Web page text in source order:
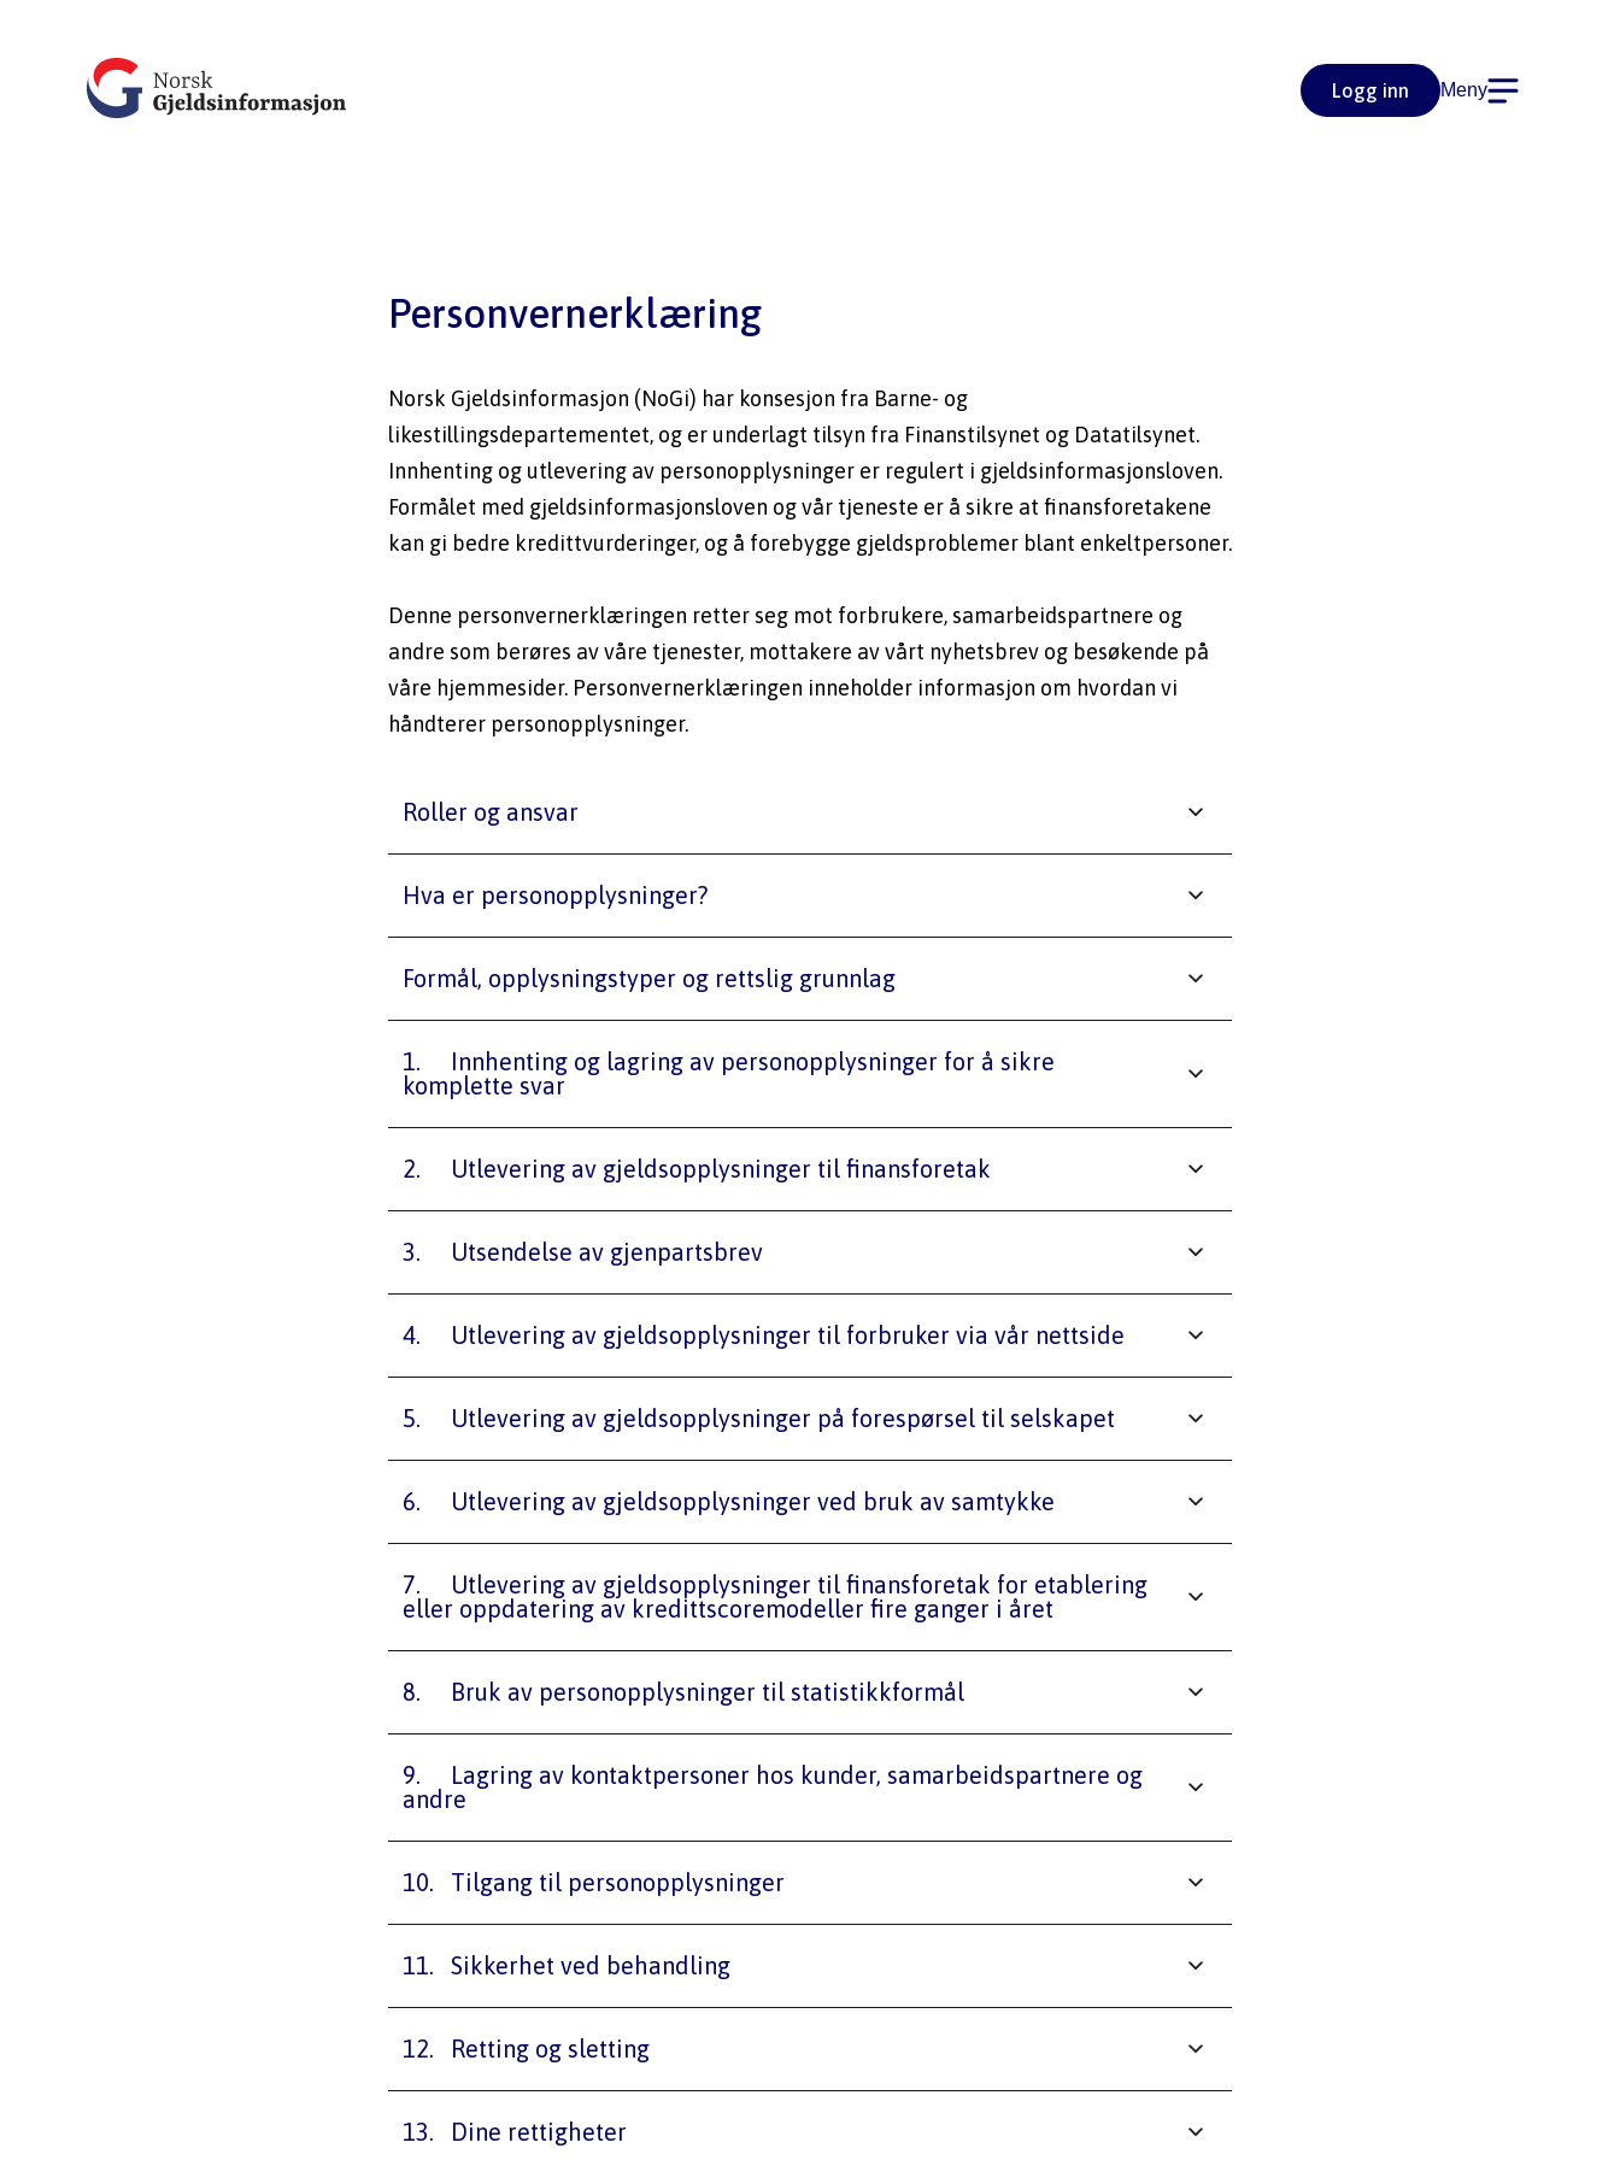
Logg inn Meny
Personvernerklæring
Norsk Gjeldsinformasjon (NoGi) har konsesjon fra Barne- og
likestillingsdepartementet, og er underlagt tilsyn fra Finanstilsynet og Datatilsynet.
Innhenting og utlevering av personopplysninger er regulert i gjeldsinformasjonsloven.
Formålet med gjeldsinformasjonsloven og vår tjeneste er å sikre at finansforetakene
kan gi bedre kredittvurderinger, og å forebygge gjeldsproblemer blant enkeltpersoner.
Denne personvernerklæringen retter seg mot forbrukere, samarbeidspartnere og
andre som berøres av våre tjenester, mottakere av vårt nyhetsbrev og besøkende på
våre hjemmesider. Personvernerklæringen inneholder informasjon om hvordan vi
håndterer personopplysninger.
Roller og ansvar
Hva er personopplysninger?
Formål, opplysningstyper og rettslig grunnlag
1.	Innhenting og lagring av personopplysninger for å sikre
komplette svar
2.	Utlevering av gjeldsopplysninger til finansforetak
3.	Utsendelse av gjenpartsbrev
4.	Utlevering av gjeldsopplysninger til forbruker via vår nettside
5.	Utlevering av gjeldsopplysninger på forespørsel til selskapet
6.	Utlevering av gjeldsopplysninger ved bruk av samtykke
7.	Utlevering av gjeldsopplysninger til finansforetak for etablering
eller oppdatering av kredittscoremodeller fire ganger i året
8.	Bruk av personopplysninger til statistikkformål
9.	Lagring av kontaktpersoner hos kunder, samarbeidspartnere og
andre
10.	Tilgang til personopplysninger
11.	Sikkerhet ved behandling
12.	Retting og sletting
13.	Dine rettigheter